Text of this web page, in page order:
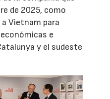
de 2025, como
Vietnam para
e
y el sudeste